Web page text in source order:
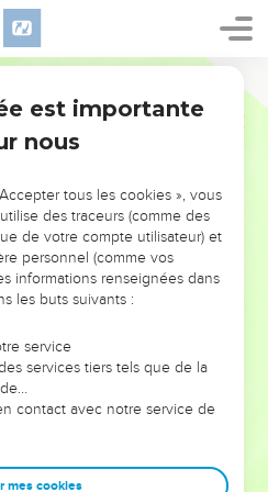
L’ÉVÉNEMENT
!
VOUS ÉVITER LES
?
voit moins les doutes, les erreurs
traversés, alors même que ce
les ont façonnés.
entrepreneurs, et responsables
sagesse afin que leurs erreurs
est importante
nous
tous les cookies », vous
des traceurs (comme des
de votre compte utilisateur) et
personnel (comme vos
informations renseignées dans
les buts suivants :
service
services tiers tels que de la
contact avec notre service de
mes cookies